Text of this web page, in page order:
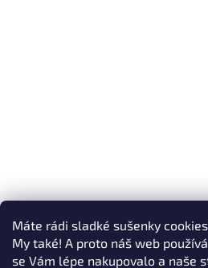
Máte rádi sladké sušenky
My také! A proto náš web
se Vám lépe nakupovalo a naše